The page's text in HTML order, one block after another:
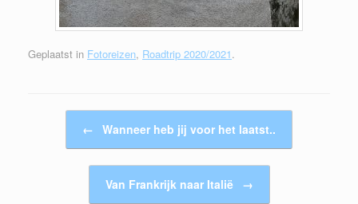
Geplaatst in Fotoreizen, Roadtrip 2020/2021.
← Wanneer heb jij voor het laatst..
Van Frankrijk naar Italië →